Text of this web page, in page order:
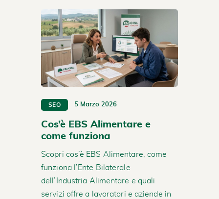
SEO 5 Marzo 2026
Cos’è EBS Alimentare e
come funziona
Scopri cos’è EBS Alimentare, come
funziona l’Ente Bilaterale
dell’Industria Alimentare e quali
servizi offre a lavoratori e aziende in